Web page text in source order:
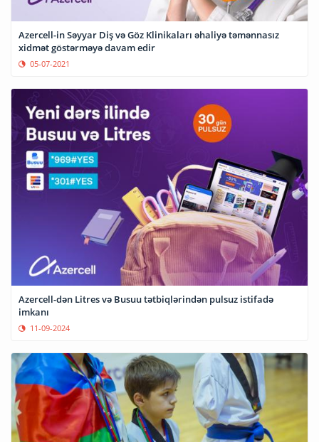
Azercell-in Səyyar Diş və Göz Klinikaları əhaliyə təmənnasız
xidmət göstərməyə davam edir
05-07-2021
Azercell-dən Litres və Busuu tətbiqlərindən pulsuz istifadə
imkanı
11-09-2024